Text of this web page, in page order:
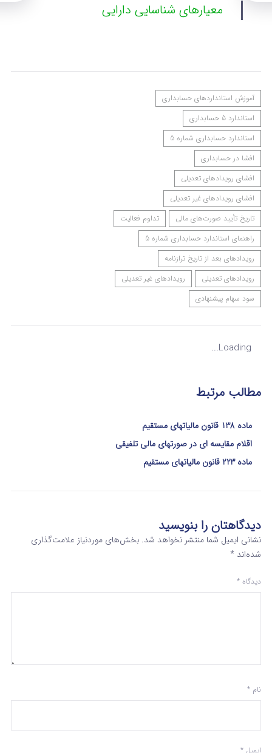
معیارهای شناسایی دارایی
آموزش استانداردهای حسابداری
استاندارد 5 حسابداری
استاندارد حسابداری شماره 5
افشا در حسابداری
افشای رویدادهای تعدیلی
افشای رویدادهای غیر تعدیلی
تاریخ تأیید صورت‌های مالی
تداوم فعالیت
راهنمای استاندارد حسابداری شماره 5
رویدادهای بعد از تاریخ ترازنامه
رویدادهای تعدیلی
رویدادهای غیر تعدیلی
سود سهام پیشنهادی
Loading...
مطالب مرتبط
ماده 138 قانون مالیاتهای مستقیم
اقلام مقایسه ای در صورتهای مالی تلفیقی
ماده 223 قانون مالیاتهای مستقیم
دیدگاهتان را بنویسید
نشانی ایمیل شما منتشر نخواهد شد. بخش‌های موردنیاز علامت‌گذاری
شده‌اند *
دیدگاه *
نام *
ایمیل *